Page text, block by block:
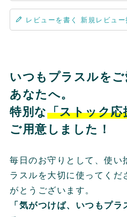
レビューを書く
いつもプラスルを
あなたへ。
特別な「ストック応
ご用意しました！
毎日のお守りとして、使い
ラスルを大切に使ってくだ
がとうございます。
「気がつけば、いつもプ